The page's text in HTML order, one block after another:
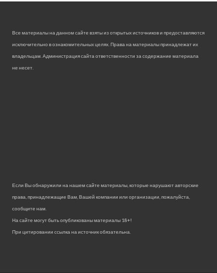
Все материалы на данном сайте взяты из открытых источников и предоставляются
исключительно в ознакомительных целях. Права на материалы принадлежат их
владельцам. Администрация сайта ответственности за содержание материала
не несет.
Если Вы обнаружили на нашем сайте материалы, которые нарушают авторские
права, принадлежащие Вам, Вашей компании или организации, пожалуйста,
сообщите нам.
На сайте могут быть опубликованы материалы 18+!
При цитировании ссылка на источник обязательна.